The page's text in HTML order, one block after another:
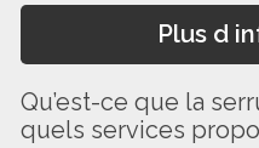
Plus d
Qu’est-ce que la
quels services